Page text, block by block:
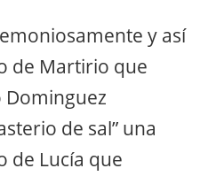
y así
de Martirio que
Dominguez
de sal” una
de Lucía que